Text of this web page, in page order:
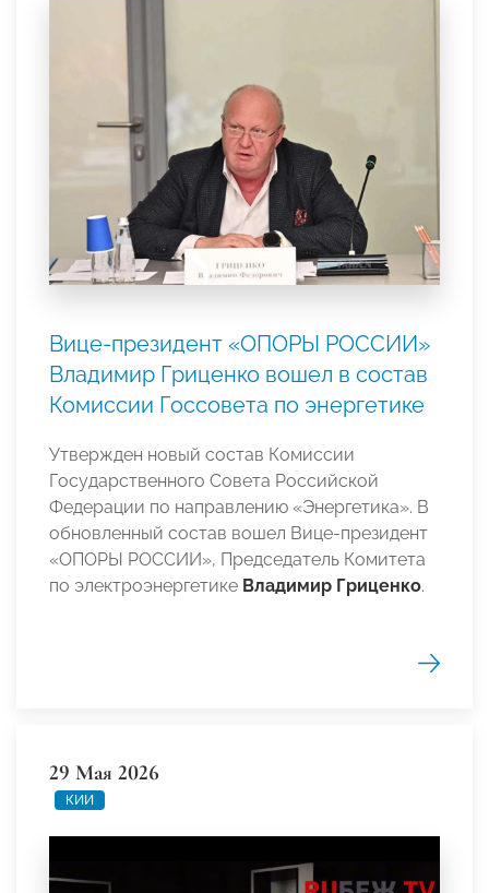
Вице-президент «ОПОРЫ РОССИИ»
Владимир Гриценко вошел в состав
Комиссии Госсовета по энергетике
Утвержден новый состав Комиссии
Государственного Совета Российской
Федерации по направлению «Энергетика». В
обновленный состав вошел Вице-президент
«ОПОРЫ РОССИИ», Председатель Комитета
по электроэнергетике Владимир Гриценко.
29 Мая 2026
КИИ